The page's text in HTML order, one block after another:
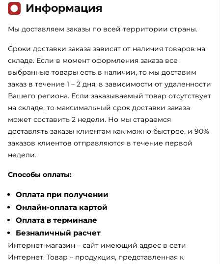
Информация
Мы доставляем заказы по всей территории страны.
Сроки доставки заказа зависят от наличия товаров на
складе. Если в момент оформления заказа все
выбранные товары есть в наличии, то мы доставим
заказ в течение 1 – 2 дня, в зависимости от удаленности
Вашего региона. Если заказываемый товар отсутствует
на складе, то максимальный срок доставки заказа
может составить 2 недели. Но мы стараемся
доставлять заказы клиентам как можно быстрее, и 90%
заказов клиентов отправляются в течение первой
недели.
Способы оплаты:
Оплата при получении
Онлайн-оплата картой
Оплата в терминале
Безналичный расчет
Интернет-магазин – сайт имеющий адрес в сети
Интернет. Товар – продукция, представленная к